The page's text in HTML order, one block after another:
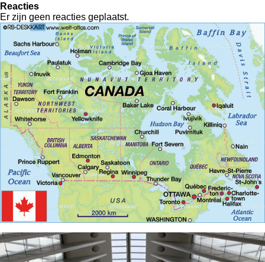
Reacties
Er zijn geen reacties geplaatst.